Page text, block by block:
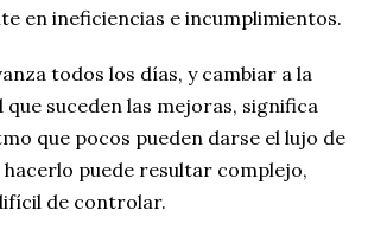
en ineficiencias e incumplimientos.
todos los días, y cambiar a la
que suceden las mejoras, significa
que pocos pueden darse el lujo de
hacerlo puede resultar complejo,
de controlar.